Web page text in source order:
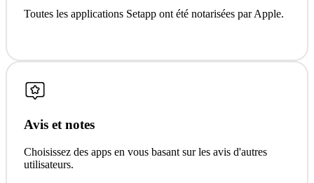
Toutes les applications Setapp ont été notarisées par Apple.
Avis et notes
Choisissez des apps en vous basant sur les avis d'autres
utilisateurs.